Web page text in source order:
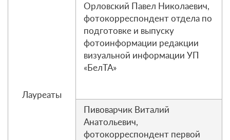
Лауреаты
Орловский Павел Николаевич,
фотокорреспондент отдела по
подготовке и выпуску
фотоинформации редакции
визуальной информации УП
«БелТА»
Пивоварчик Виталий
Анатольевич,
фотокорреспондент первой